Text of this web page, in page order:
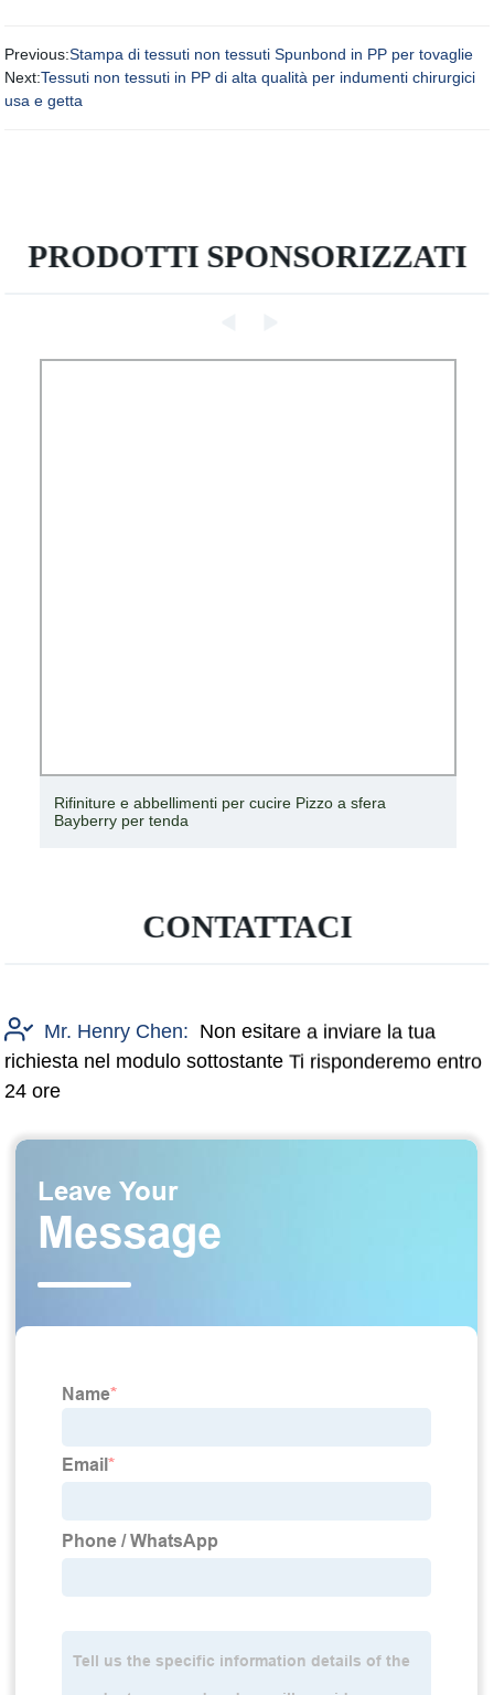
Previous:Stampa di tessuti non tessuti Spunbond in PP per tovaglie
Next:Tessuti non tessuti in PP di alta qualità per indumenti chirurgici
usa e getta
PRODOTTI SPONSORIZZATI
Rifiniture e abbellimenti per cucire Pizzo a sfera
Bayberry per tenda
CONTATTACI
Mr. Henry Chen: Non esitare a inviare la tua
richiesta nel modulo sottostante Ti risponderemo entro
24 ore